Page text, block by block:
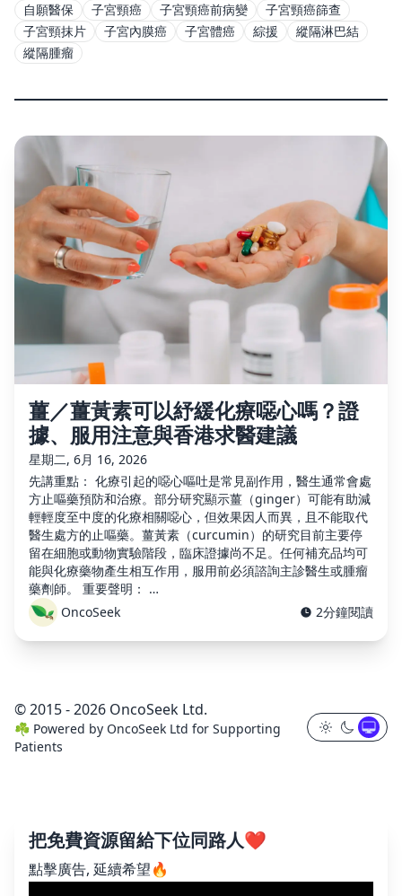
自願醫保
子宮頸癌 子宮頸癌前病變
子宮頸癌篩查
子宮頸抹片
子宮內膜癌 子宮體癌 綜援
縱隔淋巴結
縱隔腫瘤
薑／薑黃素可以紓緩化療噁心嗎？證
據、服用注意與香港求醫建議
星期二, 6月 16, 2026
先講重點： 化療引起的噁心嘔吐是常見副作用，醫生通常會處
方止嘔藥預防和治療。部分研究顯示薑（ginger）可能有助減
輕輕度至中度的化療相關噁心，但效果因人而異，且不能取代
醫生處方的止嘔藥。薑黃素（curcumin）的研究目前主要停
留在細胞或動物實驗階段，臨床證據尚不足。任何補充品均可
能與化療藥物產生相互作用，服用前必須諮詢主診醫生或腫瘤
藥劑師。 重要聲明： …
OncoSeek
2分鐘閱讀
© 2015 - 2026 OncoSeek Ltd.
☘️ Powered by OncoSeek Ltd for Supporting
Patients
把免費資源留給下位同路人❤️
點擊廣告, 延續希望🔥